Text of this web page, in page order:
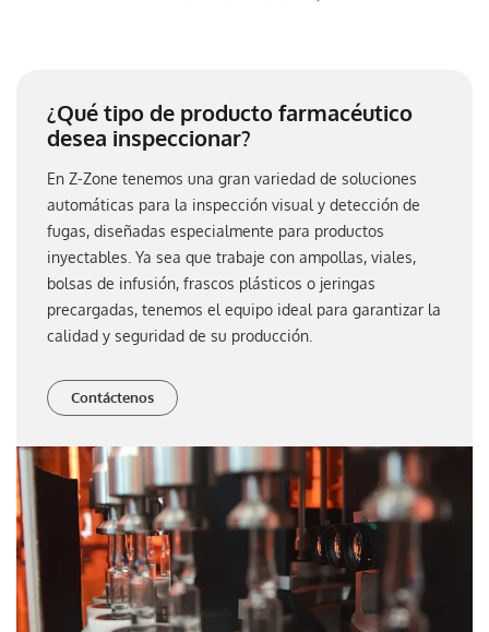
¿Qué tipo de producto farmacéutico
desea inspeccionar?
En Z-Zone tenemos una gran variedad de soluciones
automáticas para la inspección visual y detección de
fugas, diseñadas especialmente para productos
inyectables. Ya sea que trabaje con ampollas, viales,
bolsas de infusión, frascos plásticos o jeringas
precargadas, tenemos el equipo ideal para garantizar la
calidad y seguridad de su producción.
Contáctenos